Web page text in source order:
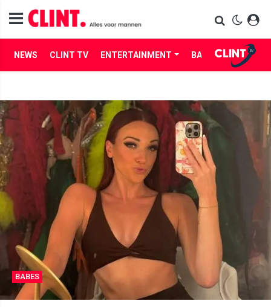
NEWS CLINT TV ENTERTAINMENT BABES LIFE
BABES